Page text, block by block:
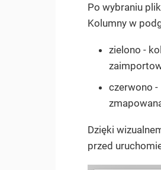
Po wybraniu
Kolumny w
zielono -
czerwono -
Dzięki
przed